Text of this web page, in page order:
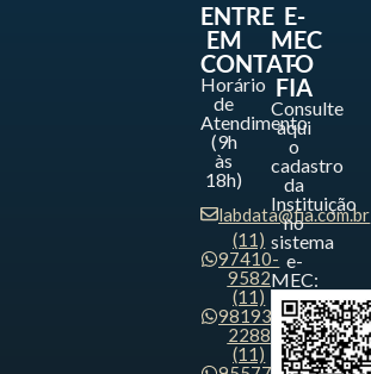
ENTRE
EM
CONTATO
Horário
de
Atendimento
(9h
às
18h)
labdata@fia.com.br
(11)
97410-
9582
(11)
98193-
2288
(11)
E-
MEC
-
FIA
Consulte
aqui
o
cadastro
da
Instituição
no
sistema
e-
MEC: